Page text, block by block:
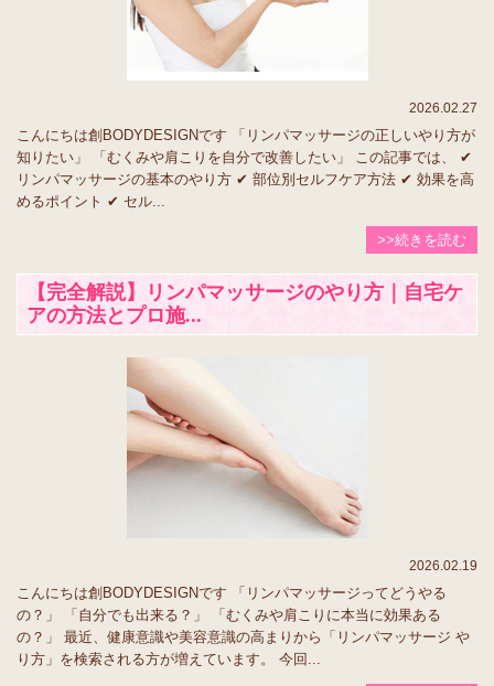
2026.02.27
こんにちは創BODYDESIGNです 「リンパマッサージの正しいやり方が
知りたい」 「むくみや肩こりを自分で改善したい」 この記事では、 ✔
リンパマッサージの基本のやり方 ✔ 部位別セルフケア方法 ✔ 効果を高
めるポイント ✔ セル...
>>続きを読む
【完全解説】リンパマッサージのやり方｜自宅ケ
アの方法とプロ施...
2026.02.19
こんにちは創BODYDESIGNです 「リンパマッサージってどうやる
の？」 「自分でも出来る？」 「むくみや肩こりに本当に効果ある
の？」 最近、健康意識や美容意識の高まりから「リンパマッサージ や
り方」を検索される方が増えています。 今回...